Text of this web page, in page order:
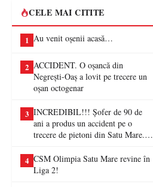
CELE MAI CITITE
1 Au venit oșenii acasă…
2 ACCIDENT. O oșancă din
Negrești-Oaș a lovit pe trecere un
oșan octogenar
3 INCREDIBIL!!! Șofer de 90 de
ani a produs un accident pe o
trecere de pietoni din Satu Mare. O
4 CSM Olimpia Satu Mare revine în
Liga 2!